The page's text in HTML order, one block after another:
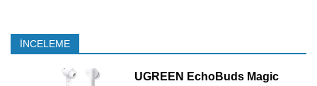
İNCELEME
UGREEN EchoBuds Magic